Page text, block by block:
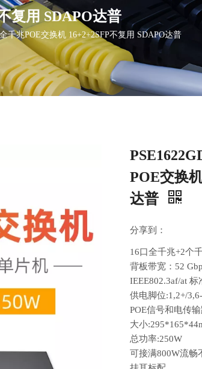
复用 SDAPO达普
千兆POE交换机 16+2+2SFP不复用 SDAPO达普
POE交换
达普
分享到：
16口全千兆+2个
背板带宽：52
IEEE802.3af/at 标
供电脚位:1,2+/3,6-
POE信号和电传
大小
总功率:250W
可接满800W流畅